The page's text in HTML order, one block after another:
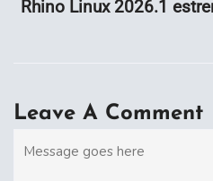
Rhino Linux 2026.1
Leave A Comment